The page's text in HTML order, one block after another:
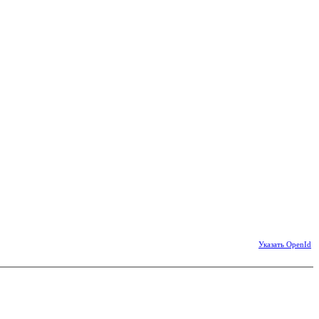
Указать OpenId